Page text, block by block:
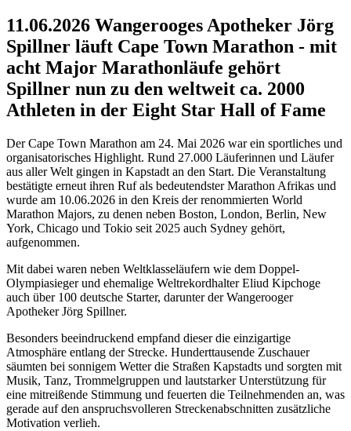
11.06.2026 Wangerooges Apotheker Jörg
Spillner läuft Cape Town Marathon - mit
acht Major Marathonläufe gehört
Spillner nun zu den weltweit ca. 2000
Athleten in der Eight Star Hall of Fame
Der Cape Town Marathon am 24. Mai 2026 war ein sportliches und
organisatorisches Highlight. Rund 27.000 Läuferinnen und Läufer
aus aller Welt gingen in Kapstadt an den Start. Die Veranstaltung
bestätigte erneut ihren Ruf als bedeutendster Marathon Afrikas und
wurde am 10.06.2026 in den Kreis der renommierten World
Marathon Majors, zu denen neben Boston, London, Berlin, New
York, Chicago und Tokio seit 2025 auch Sydney gehört,
aufgenommen.
Mit dabei waren neben Weltklasseläufern wie dem Doppel-
Olympiasieger und ehemalige Weltrekordhalter Eliud Kipchoge
auch über 100 deutsche Starter, darunter der Wangerooger
Apotheker Jörg Spillner.
Besonders beeindruckend empfand dieser die einzigartige
Atmosphäre entlang der Strecke. Hunderttausende Zuschauer
säumten bei sonnigem Wetter die Straßen Kapstadts und sorgten mit
Musik, Tanz, Trommelgruppen und lautstarker Unterstützung für
eine mitreißende Stimmung und feuerten die Teilnehmenden an, was
gerade auf den anspruchsvolleren Streckenabschnitten zusätzliche
Motivation verlieh.